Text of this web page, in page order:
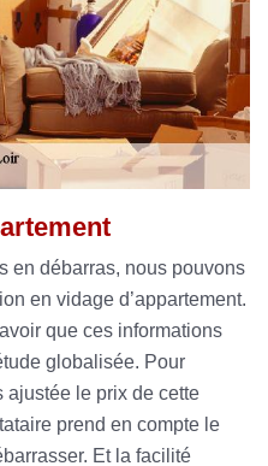
en débarras, nous pouvons
en vidage d’appartement.
que ces informations
globalisée. Pour
ajustée le prix de cette
prend en compte le
Et la facilité